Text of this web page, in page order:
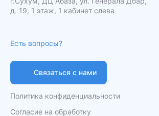
д. 19, 1 этаж, 1 кабинет слева
Политика конфиденциальности
Согласие на обработку
Есть вопросы?
Связаться с нами